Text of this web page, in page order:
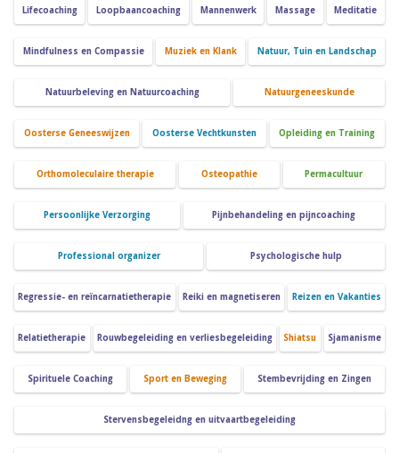
Lifecoaching Loopbaancoaching Mannenwerk Massage Meditatie
Mindfulness en Compassie Muziek en Klank Natuur, Tuin en Landschap
Natuurbeleving en Natuurcoaching Natuurgeneeskunde
Oosterse Geneeswijzen Oosterse Vechtkunsten Opleiding en Training
Orthomoleculaire therapie Osteopathie Permacultuur
Persoonlijke Verzorging Pijnbehandeling en pijncoaching
Professional organizer Psychologische hulp
Regressie- en reïncarnatietherapie Reiki en magnetiseren Reizen en Vakanties
Relatietherapie Rouwbegeleiding en verliesbegeleiding Shiatsu Sjamanisme
Spirituele Coaching Sport en Beweging Stembevrijding en Zingen
Stervensbegeleidng en uitvaartbegeleiding